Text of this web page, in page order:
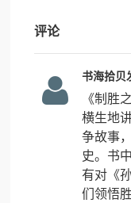
评论
书海拾贝
《制胜
横生地
争故事
史。书
有对《
们领悟